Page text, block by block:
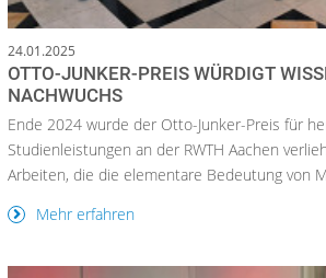
24.01.2025
OTTO-JUNKER-PREIS WÜRDIGT
NACHWUCHS
Ende 2024 wurde der Otto-Junker-Preis für
Studienleistungen an der RWTH Aachen
Arbeiten, die die elementare Bedeutung von
Mehr erfahren